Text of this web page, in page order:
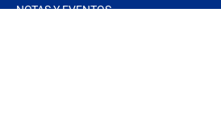
NOTAS Y EVENTOS